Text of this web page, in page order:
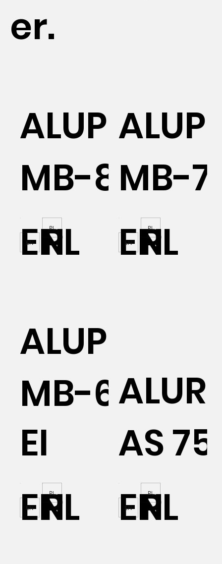
ALUPROF
MB-86EI
PL
EN
PL
EN
MB-
PL
EN
PL
EN
ALUPROF
MB-60E
EI
PL
EN
PL
EN
AS
PL
EN
PL
EN
er.